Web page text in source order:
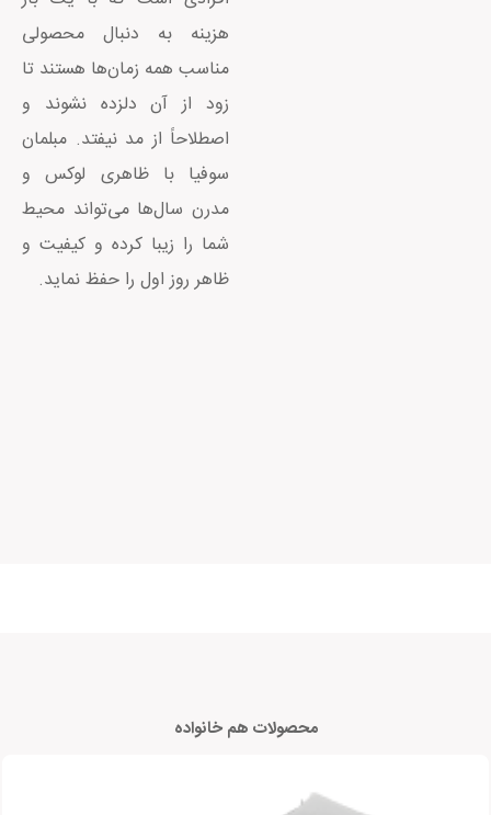
هزینه به دنبال محصولی
مناسب همه زمان‌ها هستند تا
زود از آن دلزده نشوند و
اصطلاحاً از مد نیفتد. مبلمان
سوفیا با ظاهری لوکس و
مدرن سال‌ها می‌تواند محیط
شما را زیبا کرده و کیفیت و
ظاهر روز اول را حفظ نماید.
محصولات هم خانواده